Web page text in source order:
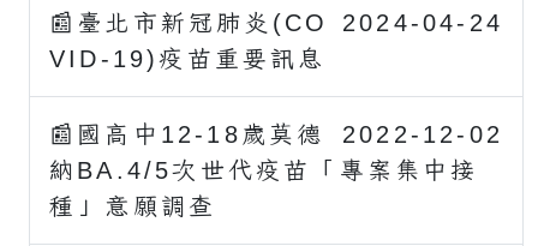
2024-04-24
📰臺北市新冠肺炎(CO
VID-19)疫苗重要訊息
2022-12-02
📰國高中12-18歲莫德
納BA.4/5次世代疫苗「專案集中接
種」意願調查